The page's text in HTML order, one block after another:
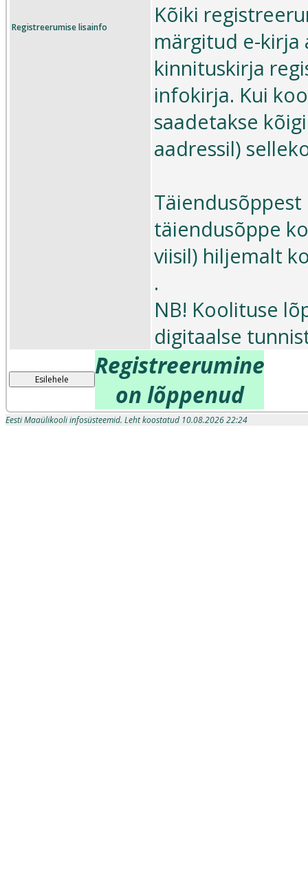
Registreerumise lisainfo
Kõiki
märgitud e-kirja
kinnituskirja
infokirja. Kui
saadetakse
aadressil)
täiendusõppe
viisil) hiljemalt
.
NB! Koolituse
digitaalse
Esilehele
Registreerumine
on lõppenud
Eesti Maaülikooli infosüsteemid. Leht koostatud 10.08.2026 22:24